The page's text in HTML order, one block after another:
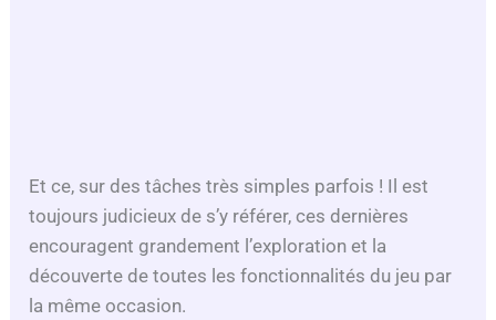
Et ce, sur des tâches très simples parfois ! Il est
toujours judicieux de s’y référer, ces dernières
encouragent grandement l’exploration et la
découverte de toutes les fonctionnalités du jeu par
la même occasion.